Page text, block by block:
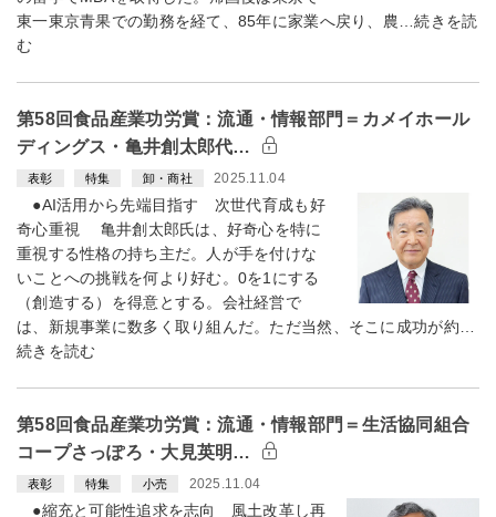
東一東京青果での勤務を経て、85年に家業へ戻り、農…続きを読
む
第58回食品産業功労賞：流通・情報部門＝カメイホール
ディングス・亀井創太郎代…
表彰 特集 卸・商社 2025.11.04
●AI活用から先端目指す 次世代育成も好
奇心重視 亀井創太郎氏は、好奇心を特に
重視する性格の持ち主だ。人が手を付けな
いことへの挑戦を何より好む。0を1にする
（創造する）を得意とする。会社経営で
は、新規事業に数多く取り組んだ。ただ当然、そこに成功が約…
続きを読む
第58回食品産業功労賞：流通・情報部門＝生活協同組合
コープさっぽろ・大見英明…
表彰 特集 小売 2025.11.04
●縮充と可能性追求を志向 風土改革し再